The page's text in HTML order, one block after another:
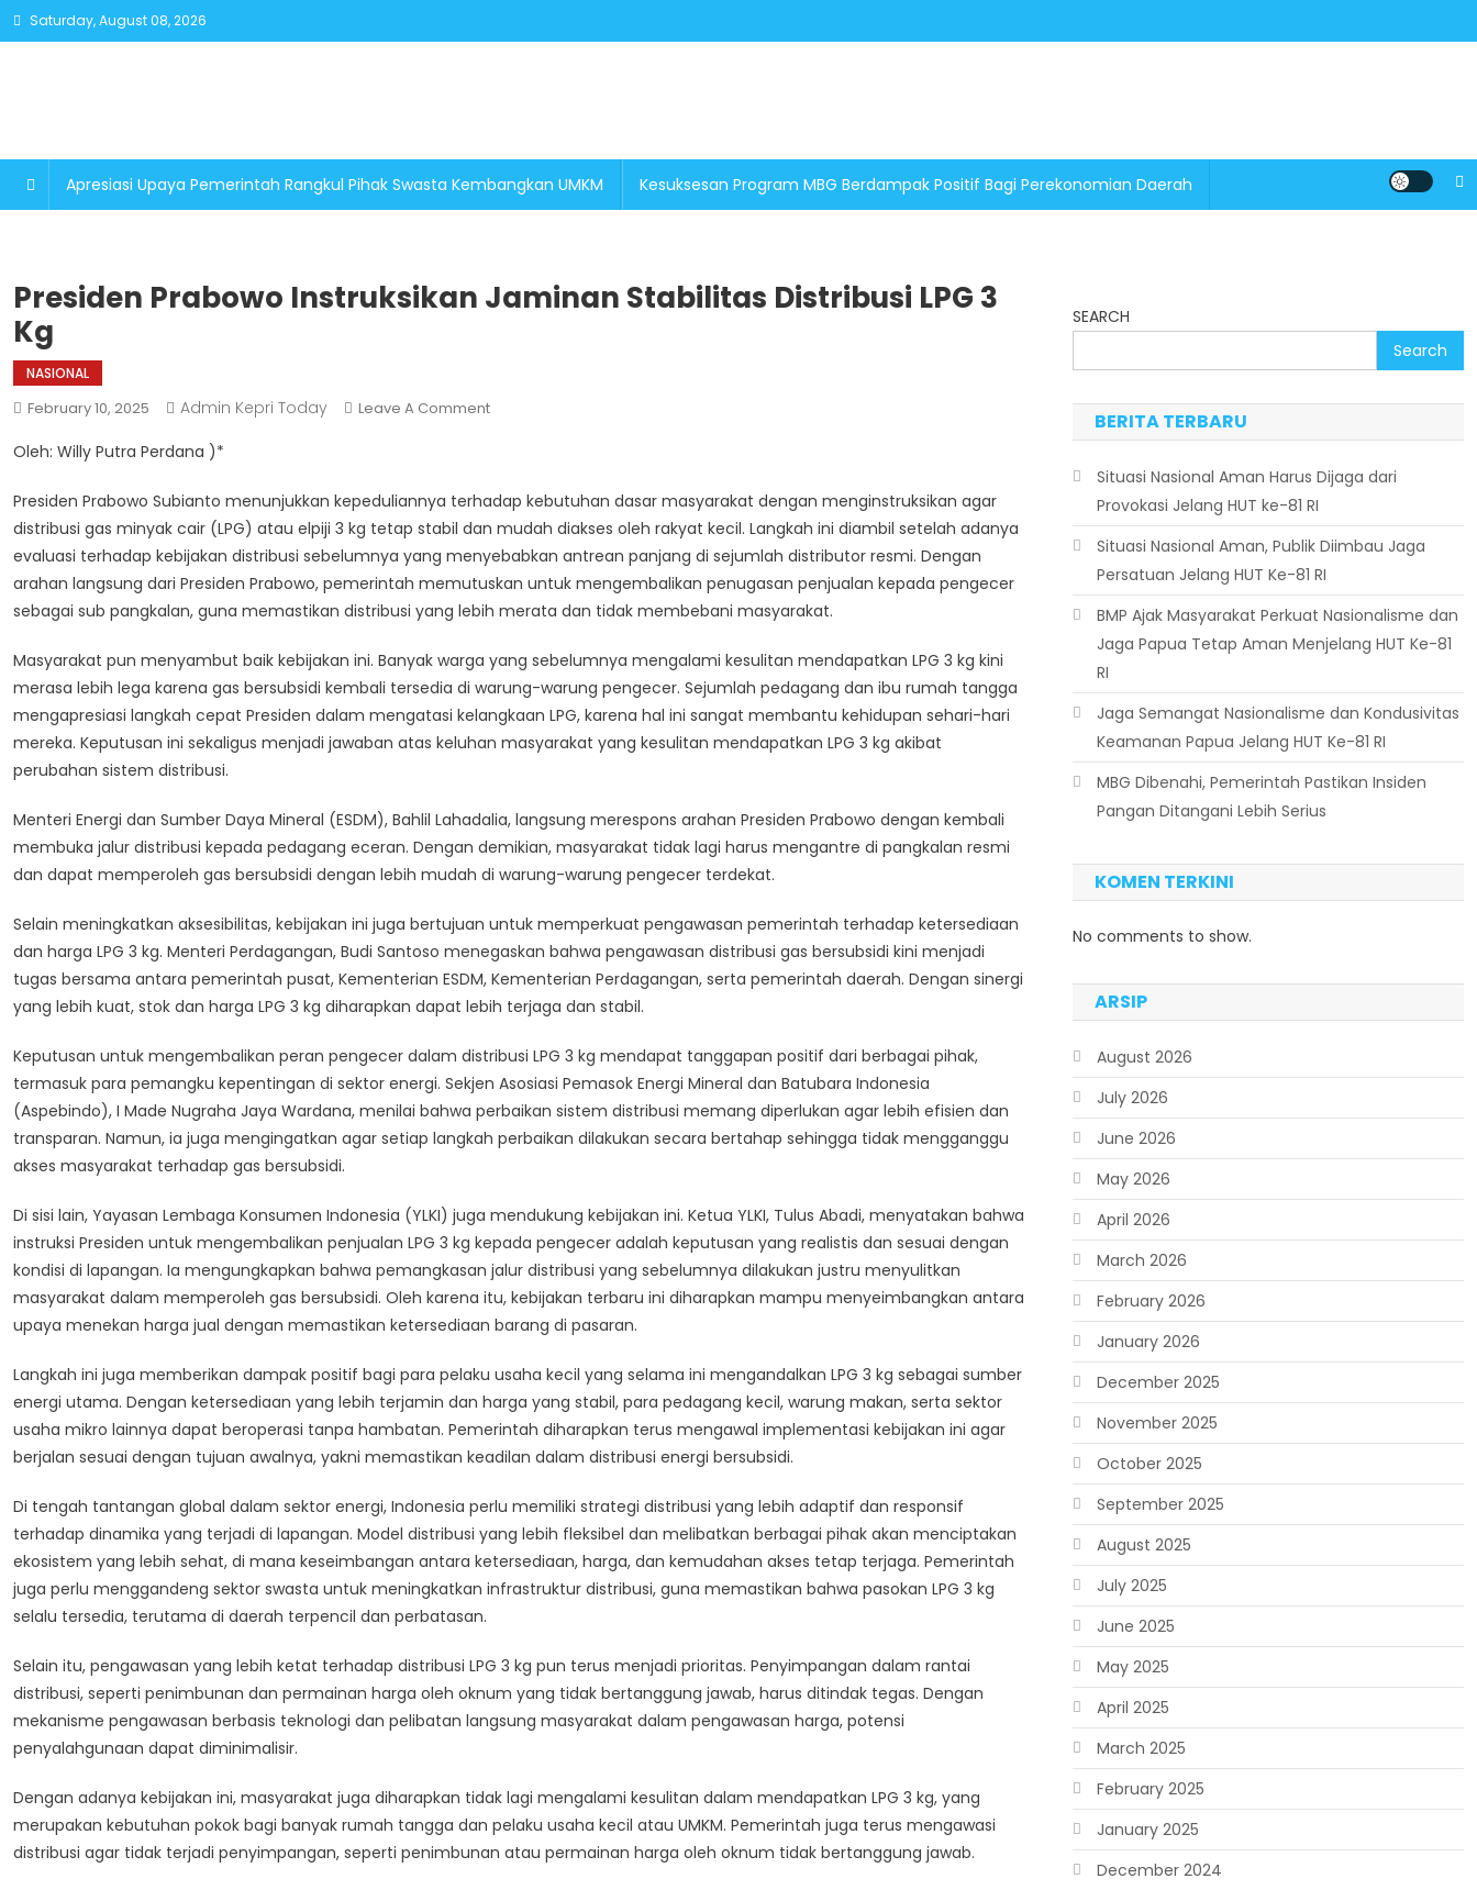
Skip
to
Saturday, August 08, 2026
Apresiasi Upaya Pemerintah Rangkul Pihak Swasta Kembangkan UMKM Kesuksesan Program MBG Berdampak Positif Bagi Perekonomian Daerah
Presiden Prabowo Instruksikan Jaminan Stabilitas Distribusi LPG 3
Kg
NASIONAL
February 10, 2025 Admin Kepri Today Leave A CommentOn
Jaminan
Stabilitas
Distribusi
LPG
3
Oleh: Willy Putra Perdana )*
Presiden Prabowo Subianto menunjukkan kepeduliannya terhadap kebutuhan dasar masyarakat dengan menginstruksikan agar
distribusi gas minyak cair (LPG) atau elpiji 3 kg tetap stabil dan mudah diakses oleh rakyat kecil. Langkah ini diambil setelah adanya
evaluasi terhadap kebijakan distribusi sebelumnya yang menyebabkan antrean panjang di sejumlah distributor resmi. Dengan
arahan langsung dari Presiden Prabowo, pemerintah memutuskan untuk mengembalikan penugasan penjualan kepada pengecer
sebagai sub pangkalan, guna memastikan distribusi yang lebih merata dan tidak membebani masyarakat.
Masyarakat pun menyambut baik kebijakan ini. Banyak warga yang sebelumnya mengalami kesulitan mendapatkan LPG 3 kg kini
merasa lebih lega karena gas bersubsidi kembali tersedia di warung-warung pengecer. Sejumlah pedagang dan ibu rumah tangga
mengapresiasi langkah cepat Presiden dalam mengatasi kelangkaan LPG, karena hal ini sangat membantu kehidupan sehari-hari
mereka. Keputusan ini sekaligus menjadi jawaban atas keluhan masyarakat yang kesulitan mendapatkan LPG 3 kg akibat
perubahan sistem distribusi.
Menteri Energi dan Sumber Daya Mineral (ESDM), Bahlil Lahadalia, langsung merespons arahan Presiden Prabowo dengan kembali
membuka jalur distribusi kepada pedagang eceran. Dengan demikian, masyarakat tidak lagi harus mengantre di pangkalan resmi
dan dapat memperoleh gas bersubsidi dengan lebih mudah di warung-warung pengecer terdekat.
Selain meningkatkan aksesibilitas, kebijakan ini juga bertujuan untuk memperkuat pengawasan pemerintah terhadap ketersediaan
dan harga LPG 3 kg. Menteri Perdagangan, Budi Santoso menegaskan bahwa pengawasan distribusi gas bersubsidi kini menjadi
tugas bersama antara pemerintah pusat, Kementerian ESDM, Kementerian Perdagangan, serta pemerintah daerah. Dengan sinergi
yang lebih kuat, stok dan harga LPG 3 kg diharapkan dapat lebih terjaga dan stabil.
Keputusan untuk mengembalikan peran pengecer dalam distribusi LPG 3 kg mendapat tanggapan positif dari berbagai pihak,
termasuk para pemangku kepentingan di sektor energi. Sekjen Asosiasi Pemasok Energi Mineral dan Batubara Indonesia
(Aspebindo), I Made Nugraha Jaya Wardana, menilai bahwa perbaikan sistem distribusi memang diperlukan agar lebih efisien dan
transparan. Namun, ia juga mengingatkan agar setiap langkah perbaikan dilakukan secara bertahap sehingga tidak mengganggu
akses masyarakat terhadap gas bersubsidi.
Di sisi lain, Yayasan Lembaga Konsumen Indonesia (YLKI) juga mendukung kebijakan ini. Ketua YLKI, Tulus Abadi, menyatakan bahwa
instruksi Presiden untuk mengembalikan penjualan LPG 3 kg kepada pengecer adalah keputusan yang realistis dan sesuai dengan
kondisi di lapangan. Ia mengungkapkan bahwa pemangkasan jalur distribusi yang sebelumnya dilakukan justru menyulitkan
masyarakat dalam memperoleh gas bersubsidi. Oleh karena itu, kebijakan terbaru ini diharapkan mampu menyeimbangkan antara
upaya menekan harga jual dengan memastikan ketersediaan barang di pasaran.
Langkah ini juga memberikan dampak positif bagi para pelaku usaha kecil yang selama ini mengandalkan LPG 3 kg sebagai sumber
energi utama. Dengan ketersediaan yang lebih terjamin dan harga yang stabil, para pedagang kecil, warung makan, serta sektor
usaha mikro lainnya dapat beroperasi tanpa hambatan. Pemerintah diharapkan terus mengawal implementasi kebijakan ini agar
berjalan sesuai dengan tujuan awalnya, yakni memastikan keadilan dalam distribusi energi bersubsidi.
Di tengah tantangan global dalam sektor energi, Indonesia perlu memiliki strategi distribusi yang lebih adaptif dan responsif
terhadap dinamika yang terjadi di lapangan. Model distribusi yang lebih fleksibel dan melibatkan berbagai pihak akan menciptakan
ekosistem yang lebih sehat, di mana keseimbangan antara ketersediaan, harga, dan kemudahan akses tetap terjaga. Pemerintah
juga perlu menggandeng sektor swasta untuk meningkatkan infrastruktur distribusi, guna memastikan bahwa pasokan LPG 3 kg
selalu tersedia, terutama di daerah terpencil dan perbatasan.
Selain itu, pengawasan yang lebih ketat terhadap distribusi LPG 3 kg pun terus menjadi prioritas. Penyimpangan dalam rantai
distribusi, seperti penimbunan dan permainan harga oleh oknum yang tidak bertanggung jawab, harus ditindak tegas. Dengan
mekanisme pengawasan berbasis teknologi dan pelibatan langsung masyarakat dalam pengawasan harga, potensi
penyalahgunaan dapat diminimalisir.
Dengan adanya kebijakan ini, masyarakat juga diharapkan tidak lagi mengalami kesulitan dalam mendapatkan LPG 3 kg, yang
merupakan kebutuhan pokok bagi banyak rumah tangga dan pelaku usaha kecil atau UMKM. Pemerintah juga terus mengawasi
distribusi agar tidak terjadi penyimpangan, seperti penimbunan atau permainan harga oleh oknum tidak bertanggung jawab.
SEARCH
Search
BERITA TERBARU
Situasi Nasional Aman Harus Dijaga dari
Provokasi Jelang HUT ke-81 RI
Situasi Nasional Aman, Publik Diimbau Jaga
Persatuan Jelang HUT Ke-81 RI
BMP Ajak Masyarakat Perkuat Nasionalisme dan
Jaga Papua Tetap Aman Menjelang HUT Ke-81
RI
Jaga Semangat Nasionalisme dan Kondusivitas
Keamanan Papua Jelang HUT Ke-81 RI
MBG Dibenahi, Pemerintah Pastikan Insiden
Pangan Ditangani Lebih Serius
KOMEN TERKINI
No comments to show.
ARSIP
August 2026
July 2026
June 2026
May 2026
April 2026
March 2026
February 2026
January 2026
December 2025
November 2025
October 2025
September 2025
August 2025
July 2025
June 2025
May 2025
April 2025
March 2025
February 2025
January 2025
December 2024